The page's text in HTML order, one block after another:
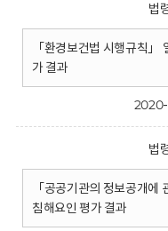
법
「환경보건법 시행규칙」
가 결과
법
「공공기관의 정보공개
침해요인 평가 결과